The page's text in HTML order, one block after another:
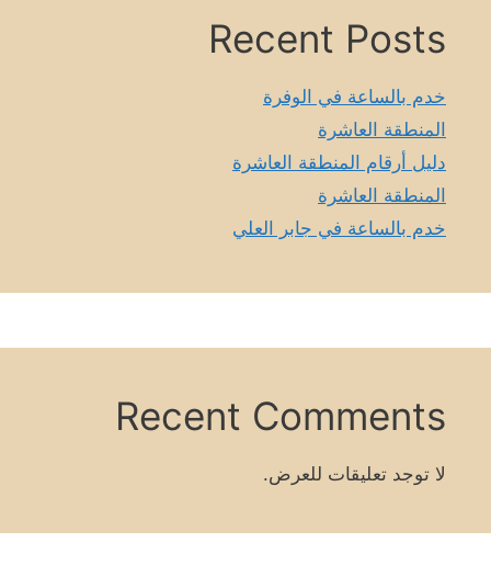
Recent Posts
خدم بالساعة في الوفرة
المنطقة العاشرة
دليل أرقام المنطقة العاشرة
المنطقة العاشرة
خدم بالساعة في جابر العلي
Recent Comments
لا توجد تعليقات للعرض.